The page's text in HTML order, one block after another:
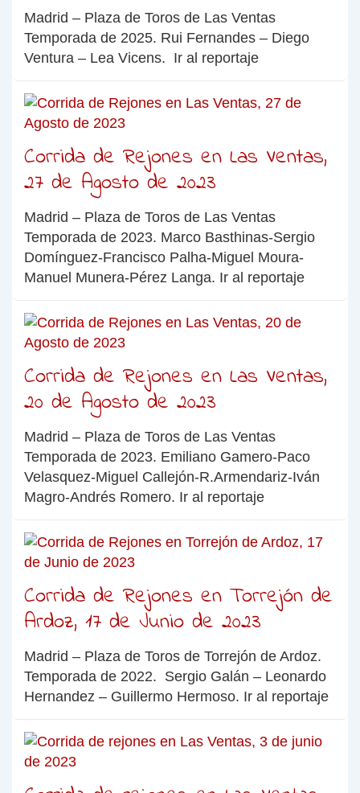
Madrid – Plaza de Toros de Las Ventas
Temporada de 2025. Rui Fernandes – Diego
Ventura – Lea Vicens. Ir al reportaje
Corrida de Rejones en Las Ventas,
27 de Agosto de 2023
Madrid – Plaza de Toros de Las Ventas
Temporada de 2023. Marco Basthinas-Sergio
Domínguez-Francisco Palha-Miguel Moura-
Manuel Munera-Pérez Langa. Ir al reportaje
Corrida de Rejones en Las Ventas,
20 de Agosto de 2023
Madrid – Plaza de Toros de Las Ventas
Temporada de 2023. Emiliano Gamero-Paco
Velasquez-Miguel Callejón-R.Armendariz-Iván
Magro-Andrés Romero. Ir al reportaje
Corrida de Rejones en Torrejón de
Ardoz, 17 de Junio de 2023
Madrid – Plaza de Toros de Torrejón de Ardoz.
Temporada de 2022. Sergio Galán – Leonardo
Hernandez – Guillermo Hermoso. Ir al reportaje